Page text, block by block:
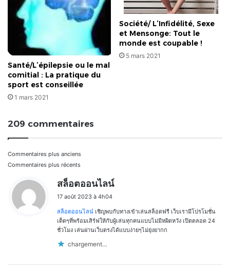
Santé/L’épilepsie ou le mal
comitial : La pratique du
sport est conseillée
1 mars 2021
Société/ L’Infidélité, Sexe
et Mensonge: Tout le
monde est coupable !
5 mars 2021
209 commentaires
Navigation
dans
les
commentaires
Commentaires plus anciens
Commentaires plus récents
สล็อตออนไลน์d
:
17 août 2023 à 4h04
สล็อตออนไลน์ เชิญพบกับทางเข้าเล่นสล็อตฟรี เว็บเรามีโปรโมชั่น
เด็ดๆที่พร้อมเสิร์ฟให้กับผู้เล่นทุกคนแบบไม่มีหผิดหวัง เปิดตลอด 24
ชั่วโมง เล่นผ่านเว็บตรงได้แบบง่ายๆไม่ยุ่งยากก
chargement…